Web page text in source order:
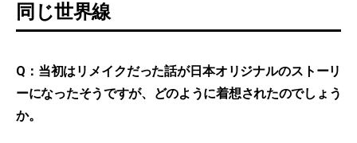
同じ世界線
Q：当初はリメイクだった話が日本オリジナルのストーリ
ーになったそうですが、どのように着想されたのでしょう
か。